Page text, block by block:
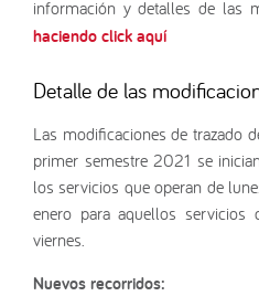
información y detalles de las
haciendo click aquí
Detalle de las
Las modificaciones de trazado
primer semestre 2021 se
los servicios que operan de
enero para aquellos
viernes.
Nuevos recorridos: